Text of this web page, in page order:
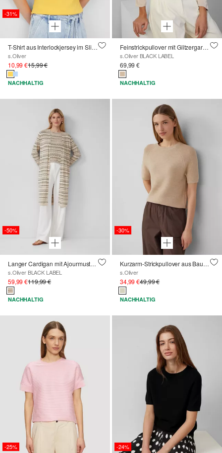
-31%
T-Shirt aus Interlockjersey im Slim Fit
s.Oliver
10,99 €15,99 €
NACHHALTIG
Feinstrickpullover mit Glitzergarn und Fledermausärmeln
s.Oliver BLACK LABEL
69,99 €
NACHHALTIG
-50%
Langer Cardigan mit Ajourmuster und Glitzergarn
s.Oliver BLACK LABEL
59,99 €119,99 €
NACHHALTIG
-30%
Kurzarm-Strickpullover aus Baumwollmix
s.Oliver
34,99 €49,99 €
NACHHALTIG
-25% -24%